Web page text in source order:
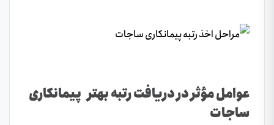
عوامل مؤثر در دریافت رتبه بهتر پیمانکاری
ساجات